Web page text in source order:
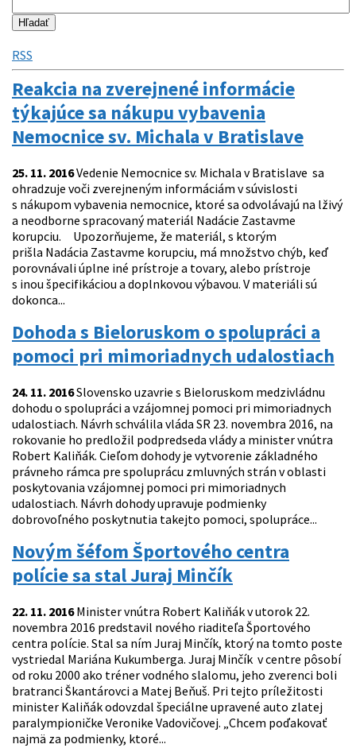
RSS
Reakcia na zverejnené informácie
týkajúce sa nákupu vybavenia
Nemocnice sv. Michala v Bratislave
25. 11. 2016Vedenie Nemocnice sv. Michala v Bratislave sa
ohradzuje voči zverejneným informáciám v súvislosti
s nákupom vybavenia nemocnice, ktoré sa odvolávajú na lživý
a neodborne spracovaný materiál Nadácie Zastavme
korupciu. Upozorňujeme, že materiál, s ktorým
prišla Nadácia Zastavme korupciu, má množstvo chýb, keď
porovnávali úplne iné prístroje a tovary, alebo prístroje
s inou špecifikáciou a doplnkovou výbavou. V materiáli sú
dokonca...
Dohoda s Bieloruskom o spolupráci a
pomoci pri mimoriadnych udalostiach
24. 11. 2016Slovensko uzavrie s Bieloruskom medzivládnu
dohodu o spolupráci a vzájomnej pomoci pri mimoriadnych
udalostiach. Návrh schválila vláda SR 23. novembra 2016, na
rokovanie ho predložil podpredseda vlády a minister vnútra
Robert Kaliňák. Cieľom dohody je vytvorenie základného
právneho rámca pre spoluprácu zmluvných strán v oblasti
poskytovania vzájomnej pomoci pri mimoriadnych
udalostiach. Návrh dohody upravuje podmienky
dobrovoľného poskytnutia takejto pomoci, spolupráce...
Novým šéfom Športového centra
polície sa stal Juraj Minčík
22. 11. 2016Minister vnútra Robert Kaliňák v utorok 22.
novembra 2016 predstavil nového riaditeľa Športového
centra polície. Stal sa ním Juraj Minčík, ktorý na tomto poste
vystriedal Mariána Kukumberga. Juraj Minčík v centre pôsobí
od roku 2000 ako tréner vodného slalomu, jeho zverenci boli
bratranci Škantárovci a Matej Beňuš. Pri tejto príležitosti
minister Kaliňák odovzdal špeciálne upravené auto zlatej
paralympioničke Veronike Vadovičovej. „Chcem poďakovať
najmä za podmienky, ktoré...